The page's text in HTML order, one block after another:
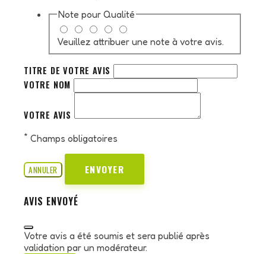
Note pour Qualité
Veuillez attribuer une note à votre avis.
TITRE DE VOTRE AVIS
VOTRE NOM
VOTRE AVIS
* Champs obligatoires
ANNULER ENVOYER
AVIS ENVOYÉ
Votre avis a été soumis et sera publié après
validation par un modérateur.